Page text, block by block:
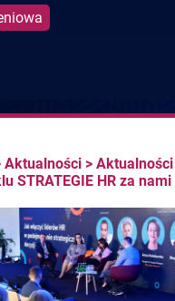
Aktualności > Aktualności
STRATEGIE HR za nami